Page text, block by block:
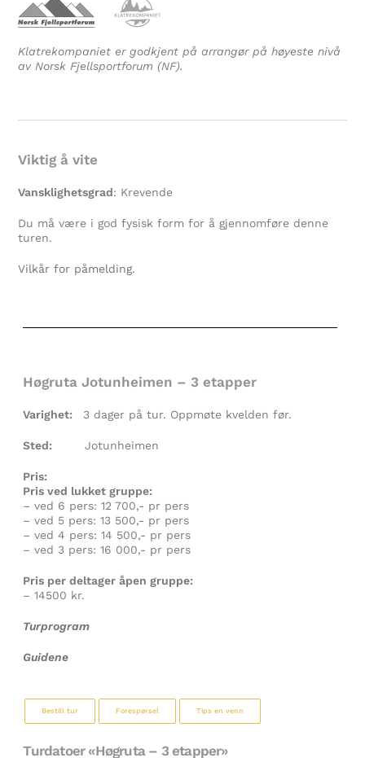
Klatrekompaniet er godkjent på arrangør på høyeste nivå
av Norsk Fjellsportforum (NF).
Viktig å vite
Vansklighetsgrad: Krevende
Du må være i god fysisk form for å gjennomføre denne
turen.
Vilkår for påmelding.
Høgruta Jotunheimen – 3 etapper
Varighet: 3 dager på tur. Oppmøte kvelden før.
Sted: Jotunheimen
Pris:
Pris ved lukket gruppe:
– ved 6 pers: 12 700,- pr pers
– ved 5 pers: 13 500,- pr pers
– ved 4 pers: 14 500,- pr pers
– ved 3 pers: 16 000,- pr pers
Pris per deltager åpen gruppe:
– 14500 kr.
Turprogram
Guidene
Bestill tur Forespørsel Tips en venn
Turdatoer «Høgruta – 3 etapper»